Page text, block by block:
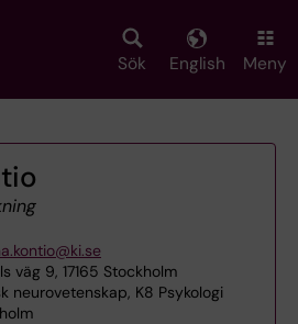
Sök English Meny
väg 9, 17165 Stockholm
neurovetenskap, K8 Psykologi